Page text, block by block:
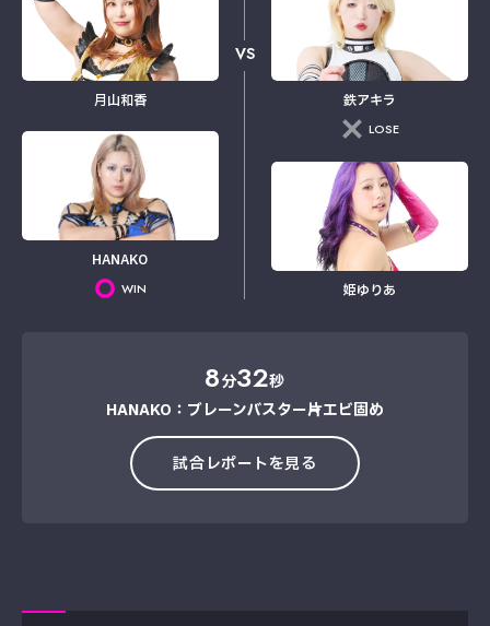
月山和香
HANAKO
WIN
VS
鉄アキラ
LOSE
姫ゆりあ
8分32秒
HANAKO：ブレーンバスター→片エビ固め
試合レポートを見る